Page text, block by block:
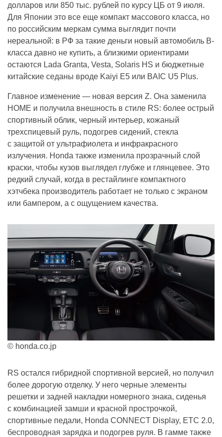
долларов или 850 тыс. рублей по курсу ЦБ от 9 июля.
Для Японии это все еще компакт массового класса, но
по российским меркам сумма выглядит почти
нереальной: в РФ за такие деньги новый автомобиль B-
класса давно не купить, а близкими ориентирами
остаются Lada Granta, Vesta, Solaris HS и бюджетные
китайские седаны вроде Kaiyi E5 или BAIC U5 Plus.
Главное изменение — новая версия Z. Она заменила
HOME и получила внешность в стиле RS: более острый
спортивный облик, черный интерьер, кожаный
трехспицевый руль, подогрев сидений, стекла
с защитой от ультрафиолета и инфракрасного
излучения. Honda также изменила прозрачный слой
краски, чтобы кузов выглядел глубже и глянцевее. Это
редкий случай, когда в рестайлинге компактного
хэтчбека производитель работает не только с экраном
или бампером, а с ощущением качества.
© honda.co.jp
RS остался гибридной спортивной версией, но получил
более дорогую отделку. У него черные элементы
решетки и задней накладки номерного знака, сиденья
с комбинацией замши и красной прострочкой,
спортивные педали, Honda CONNECT Display, ETC 2.0,
беспроводная зарядка и подогрев руля. В гамме также